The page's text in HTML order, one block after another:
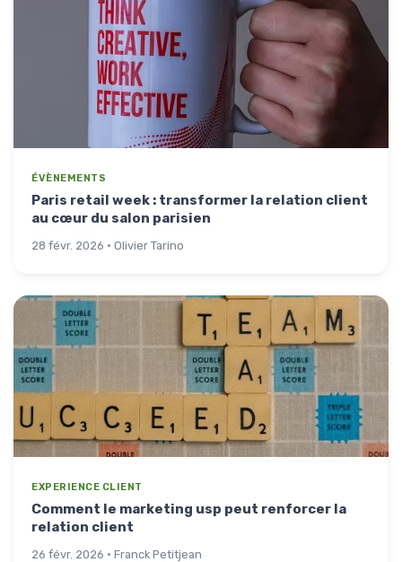
ÉVÈNEMENTS
Paris retail week : transformer la relation client
au cœur du salon parisien
28 févr. 2026 · Olivier Tarino
EXPERIENCE CLIENT
Comment le marketing usp peut renforcer la
relation client
26 févr. 2026 · Franck Petitjean